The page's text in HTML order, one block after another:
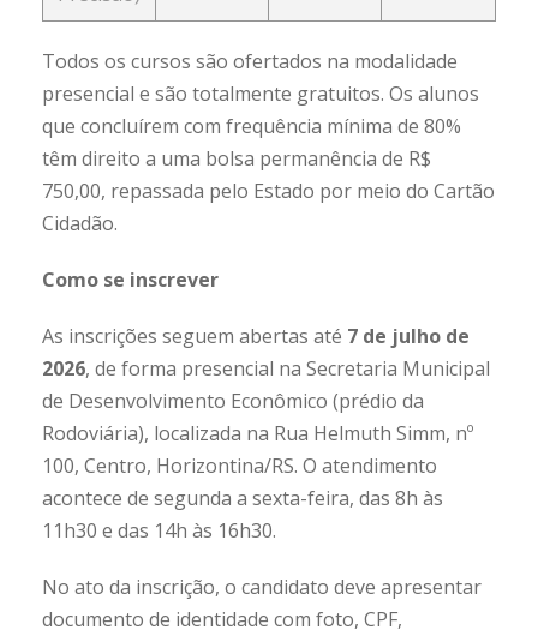
Todos os cursos são ofertados na modalidade
presencial e são totalmente gratuitos. Os alunos
que concluírem com frequência mínima de 80%
têm direito a uma bolsa permanência de R$
750,00, repassada pelo Estado por meio do Cartão
Cidadão.
Como se inscrever
As inscrições seguem abertas até 7 de julho de
2026, de forma presencial na Secretaria Municipal
de Desenvolvimento Econômico (prédio da
Rodoviária), localizada na Rua Helmuth Simm, nº
100, Centro, Horizontina/RS. O atendimento
acontece de segunda a sexta-feira, das 8h às
11h30 e das 14h às 16h30.
No ato da inscrição, o candidato deve apresentar
documento de identidade com foto, CPF,